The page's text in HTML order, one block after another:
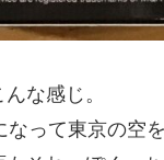
な感じ。
なって東京の空